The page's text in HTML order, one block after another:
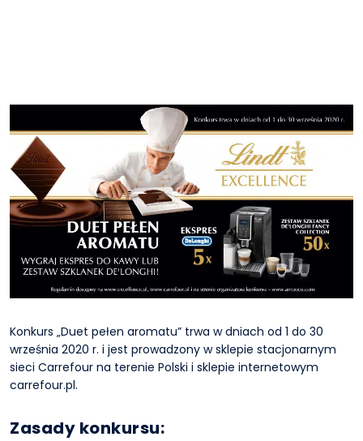
Konkurs „Duet pełen aromatu” trwa w dniach od 1 do 30
września 2020 r. i jest prowadzony w sklepie stacjonarnym
sieci Carrefour na terenie Polski i sklepie internetowym
carrefour.pl.
Zasady konkursu: